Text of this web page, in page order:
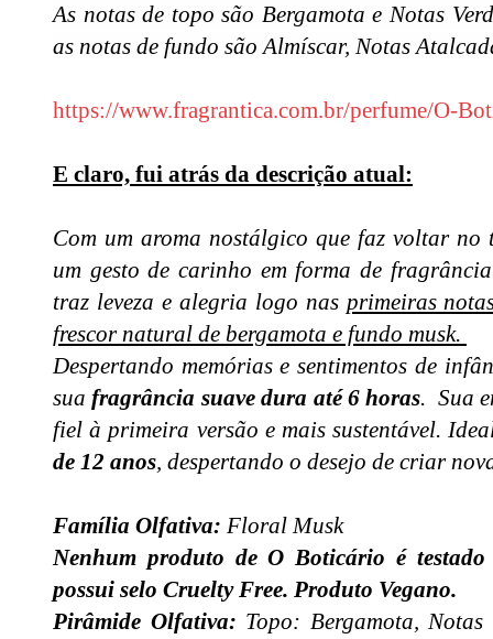
As notas de topo são Bergamota e Notas
as notas de fundo são Almíscar, Notas
https://www.fragrantica.com.br/perfume/O-
E claro, fui atrás da descrição atual:
Com um aroma nostálgico que faz voltar no
um gesto de carinho em forma de
traz leveza e alegria logo nas primeiras
frescor natural de bergamota e fundo musk.
Despertando memórias e sentimentos de
suafragrância suave dura até 6 horas. Sua
fiel à primeira versão e mais sustentável.
de 12 anos, despertando o desejo de criar
Família Olfativa: Floral Musk
Nenhum produto de O Boticário é
possui selo Cruelty Free. Produto Vegano.
Pirâmide Olfativa: Topo: Bergamota,